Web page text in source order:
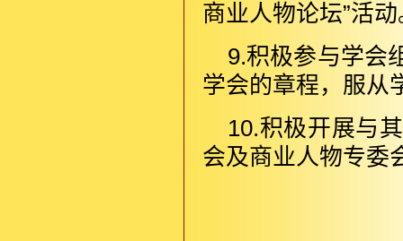
商业人物论坛”活动
9.积极参与学会
学会的章程，服从
10.积极开展与
会及商业人物专委